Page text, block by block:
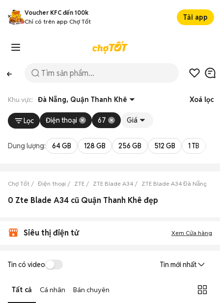
Voucher KFC đến 100k
Chỉ có trên app Chợ Tốt
Tải app
Khu vực: Đà Nẵng, Quận Thanh Khê Xoá lọc
Lọc Điện thoại 67 Giá
Dung lượng: 64 GB 128 GB 256 GB 512 GB 1 TB
Chợ Tốt Điện thoại ZTE ZTE Blade A34 ZTE Blade A34 Đà Nẵng
0 Zte Blade A34 cũ Quận Thanh Khê đẹp
Siêu thị điện tử Xem Cửa hàng
Tin có video Tin mới nhất
Tất cả Cá nhân Bán chuyên